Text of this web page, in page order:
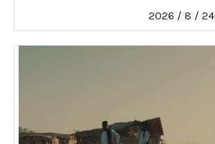
24 / 8 / 2026